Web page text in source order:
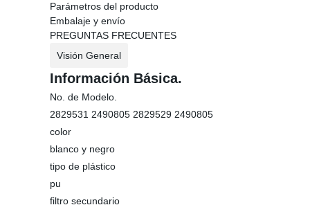
Parámetros del producto
Embalaje y envío
PREGUNTAS FRECUENTES
Visión General
Información Básica.
No. de Modelo.
2829531 2490805 2829529 2490805
color
blanco y negro
tipo de plástico
pu
filtro secundario